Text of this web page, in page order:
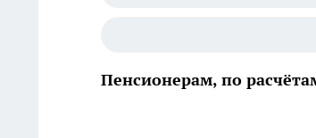
Пенсионерам, по